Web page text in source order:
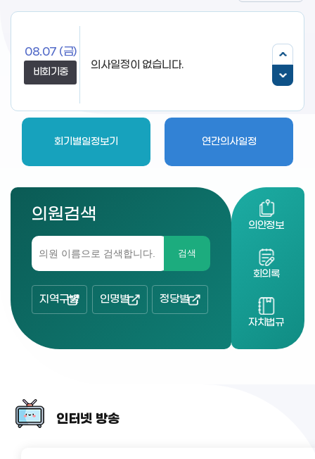
08.07 (금)
비회기중
회기별일정보기 연간의사일정
의원검색
검색
지역구별 인명별 정당별
의안정보
회의록
자치법규
인터넷 방송